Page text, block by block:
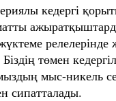
кедергі
релелерінде
төмен
мыс-никель
сипатталады.